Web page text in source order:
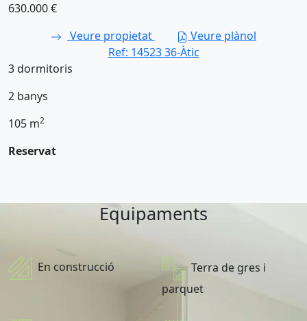
630.000 €
Veure propietat
Veure plànol
Ref: 1452336-Àtic
3dormitoris
2 banys
105 m2
Reservat
Equipaments
En construcció
Terra de gres i
parquet